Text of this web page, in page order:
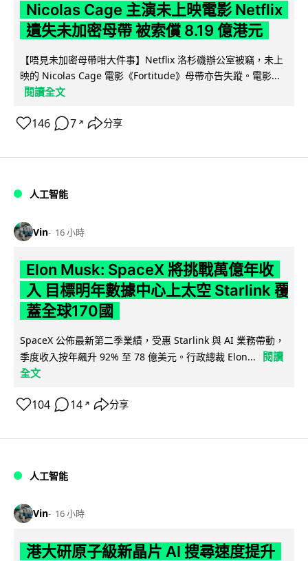
Nicolas Cage 主演未上映電影 Netflix
遺失未加密母帶 被索償 8.19 億港元
【唔見未加密母帶咁大件事】Netflix 洛杉磯辦公室被竊，未上
映的 Nicolas Cage 電影《Fortitude》母帶亦告失蹤。電影...
閱讀全文
146 7 ↗ 分享
人工智能
Vin 16 小時
Elon Musk: SpaceX 將挑戰萬億年收
入 目標明年數據中心上太空 Starlink 覆
蓋全球170國
SpaceX 公佈最新第二季業績，受惠 Starlink 與 AI 業務帶動，
季度收入按年飆升 92% 至 78 億美元。行政總裁 Elon...
閱讀
全文
104 14 ↗ 分享
人工智能
Vin 16 小時
港大研原子級新晶片 AI 搜尋速度提升